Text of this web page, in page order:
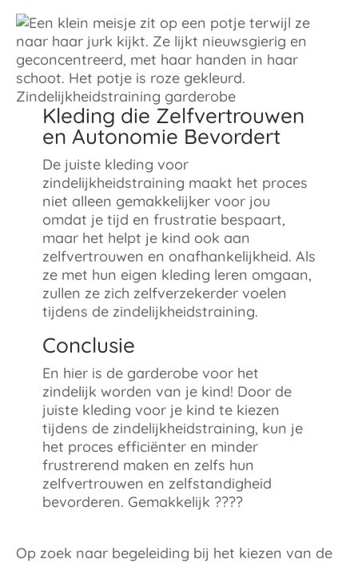
Kleding die Zelfvertrouwen
en Autonomie Bevordert
De juiste kleding voor
zindelijkheidstraining maakt het proces
niet alleen gemakkelijker voor jou
omdat je tijd en frustratie bespaart,
maar het helpt je kind ook aan
zelfvertrouwen en onafhankelijkheid. Als
ze met hun eigen kleding leren omgaan,
zullen ze zich zelfverzekerder voelen
tijdens de zindelijkheidstraining.
Conclusie
En hier is de garderobe voor het
zindelijk worden van je kind! Door de
juiste kleding voor je kind te kiezen
tijdens de zindelijkheidstraining, kun je
het proces efficiënter en minder
frustrerend maken en zelfs hun
zelfvertrouwen en zelfstandigheid
bevorderen. Gemakkelijk ????
Op zoek naar begeleiding bij het kiezen van de